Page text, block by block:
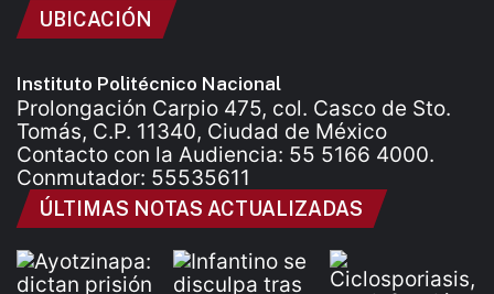
UBICACIÓN
Instituto Politécnico Nacional
Prolongación Carpio 475, col. Casco de Sto.
Tomás, C.P. 11340, Ciudad de México
Contacto con la Audiencia: 55 5166 4000.
Conmutador: 55535611
ÚLTIMAS NOTAS ACTUALIZADAS